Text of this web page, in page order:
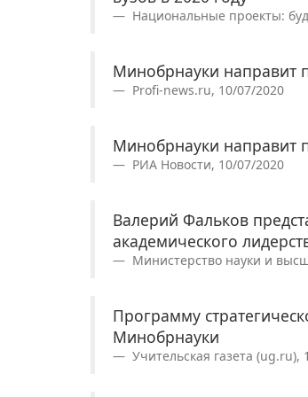
Национальные проекты:
Минобрнауки направит
Profi-news.ru, 10/07/2020
Минобрнауки направит
РИА Новости, 10/07/2020
Валерий Фальков
академического
Министерство науки и
Программу
Минобрнауки
Учительская газета (ug.ru),